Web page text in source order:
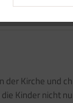
der Kirche und
Kinder nicht